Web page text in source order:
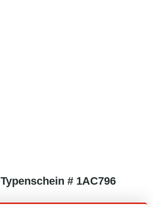
Typenschein # 1AC796